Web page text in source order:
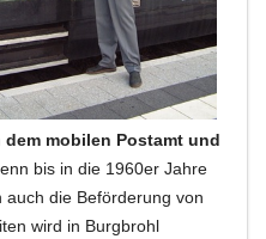
mobilen Postamt und
bis in die 1960er Jahre
die Beförderung von
wird in Burgbrohl